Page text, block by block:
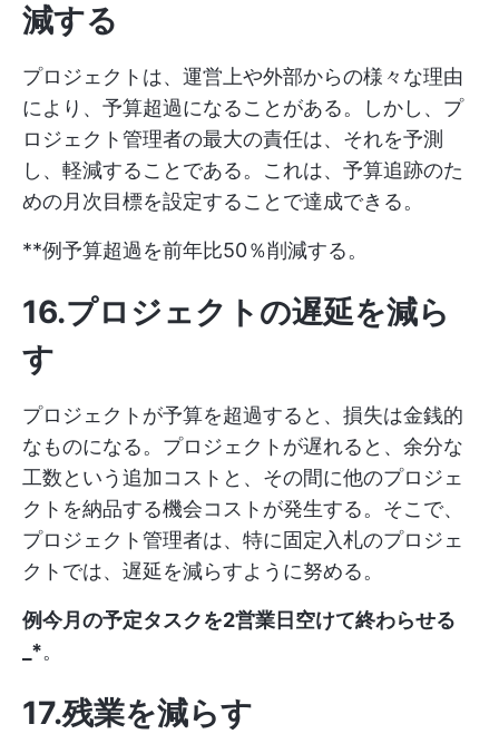
減する
プロジェクトは、運営上や外部からの様々な理由
により、予算超過になることがある。しかし、プ
ロジェクト管理者の最大の責任は、それを予測
し、軽減することである。これは、予算追跡のた
めの月次目標を設定することで達成できる。
**例予算超過を前年比50％削減する。
16.プロジェクトの遅延を減ら
す
プロジェクトが予算を超過すると、損失は金銭的
なものになる。プロジェクトが遅れると、余分な
工数という追加コストと、その間に他のプロジェ
クトを納品する機会コストが発生する。そこで、
プロジェクト管理者は、特に固定入札のプロジェ
クトでは、遅延を減らすように努める。
例今月の予定タスクを2営業日空けて終わらせる
_*。
17.残業を減らす